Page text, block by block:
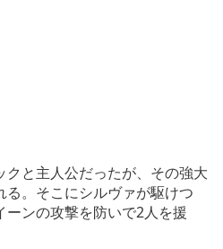
クと主人公だったが、その強大
。そこにシルヴァが駆けつ
ンの攻撃を防いで2人を援